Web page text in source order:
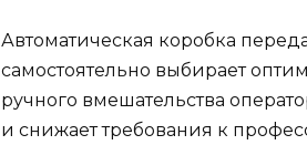
Автоматическая коробка
самостоятельно выбирает
ручного вмешательства
и снижает требования к